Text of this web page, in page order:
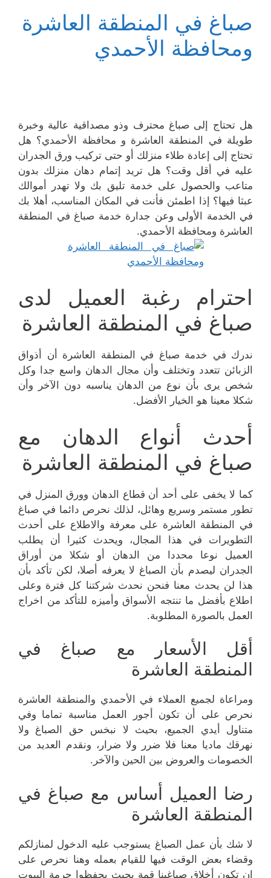
صباغ في المنطقة العاشرة
ومحافظة الأحمدي
هل تحتاج إلى صباغ محترف وذو مصداقية عالية وخبرة
طويلة في المنطقة العاشرة و محافظة الأحمدي؟ هل
تحتاج إلى إعادة طلاء منزلك أو حتى تركيب ورق الجدران
عليه في أقل وقت؟ هل تريد إتمام دهان منزلك بدون
متاعب والحصول على خدمة تليق بك ولا تهدر أموالك
عبثا فيها؟ إذا اطمئن فأنت في المكان المناسب، أهلا بك
في الخدمة الأولى وعن جدارة خدمة صباغ في المنطقة
العاشرة ومحافظة الأحمدي.
احترام رغبة العميل لدى
صباغ في المنطقة العاشرة
ندرك في خدمة صباغ في المنطقة العاشرة أن أذواق
الزبائن تتعدد وتختلف وأن مجال الدهان واسع جدا وكل
شخص يرى بأن نوع من الدهان يناسبه دون الآخر وأن
شكلا معينا هو الخيار الأفضل.
أحدث أنواع الدهان مع
صباغ في المنطقة العاشرة
كما لا يخفى على أحد أن قطاع الدهان وورق المنزل في
تطور مستمر وسريع وهائل، لذلك نحرص دائما في صباغ
في المنطقة العاشرة على معرفة والاطلاع على أحدث
التطويرات في هذا المجال، ويحدث كثيرا أن يطلب
العميل نوعا محددا من الدهان أو شكلا من أوراق
الجدران ليصدم بأن الصباغ لا يعرفه أصلا، لكن تأكد بأن
هذا لن يحدث معنا فنحن نحدث شركتنا كل فترة وعلى
اطلاع بأفضل ما تنتجه الأسواق وأميزه للتأكد من اخراج
العمل بالصورة المطلوبة.
أقل الأسعار مع صباغ في
المنطقة العاشرة
ومراعاة لجميع العملاء في الأحمدي والمنطقة العاشرة
نحرص على أن تكون أجور العمل مناسبة تماما وفي
متناول أيدي الجميع، بحيث لا نبخس حق الصباغ ولا
نهرقك ماديا معنا فلا ضرر ولا ضرار، ونقدم العديد من
الخصومات والعروض بين الحين والآخر.
رضا العميل أساس مع صباغ في
المنطقة العاشرة
لا شك بأن عمل الصباغ يستوجب عليه الدخول لمنازلكم
وقضاء بعض الوقت فيها للقيام بعمله وهنا نحرص على
ان تكون أخلاق صباغينا قمة بحيث يحفظوا حرمة البيوت